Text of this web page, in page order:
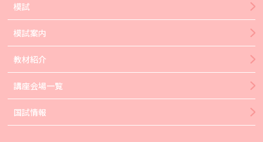
模試
模試案内
教材紹介
講座会場一覧
国試情報